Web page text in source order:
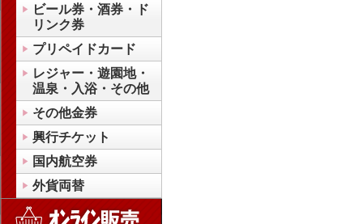
ビール券・酒券・ド
リンク券
プリペイドカード
レジャー・遊園地・
温泉・入浴・その他
その他金券
興行チケット
国内航空券
外貨両替